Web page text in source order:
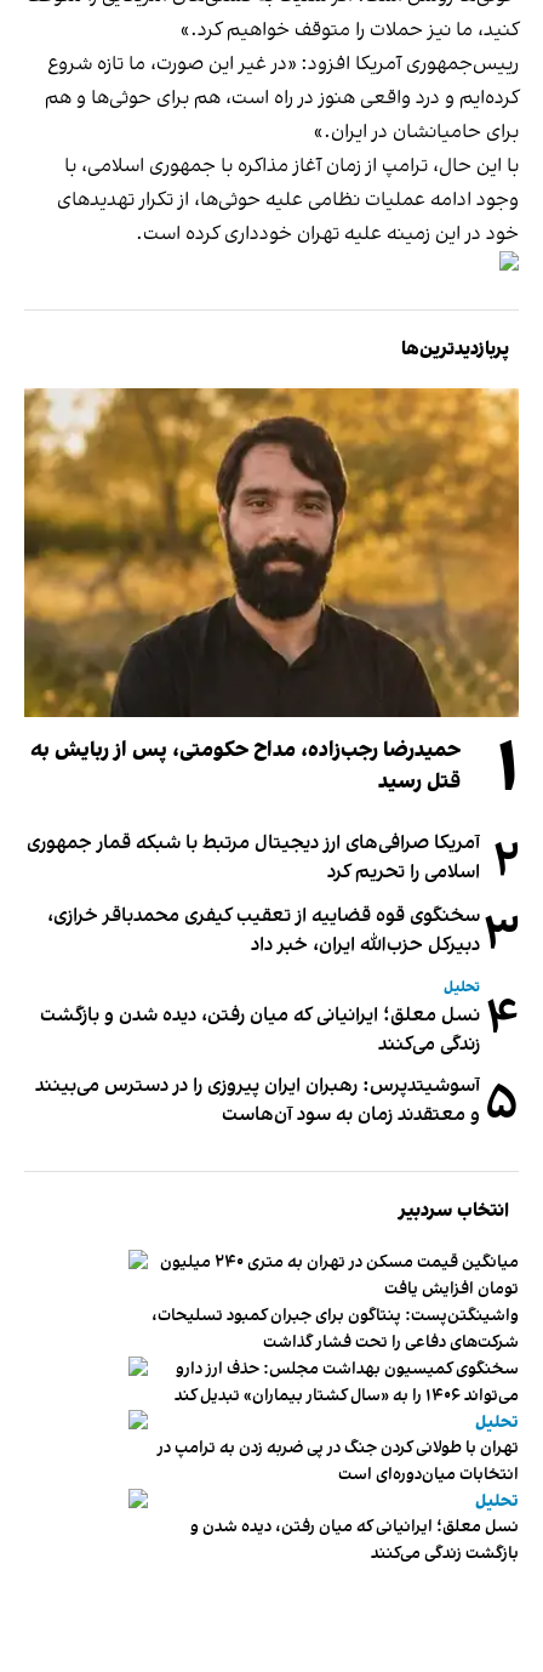
کنید، ما نیز حملات را متوقف خواهیم کرد.»
رییس‌جمهوری آمریکا افزود: «در غیر این صورت، ما تازه شروع
کرده‌ایم و درد واقعی هنوز در راه است، هم برای حوثی‌ها و هم
برای حامیانشان در ایران.»
با این حال، ترامپ از زمان آغاز مذاکره با جمهوری اسلامی، با
وجود ادامه عملیات نظامی علیه حوثی‌ها، از تکرار تهدیدهای
خود در این زمینه علیه تهران خودداری کرده است.
پربازدیدترین‌ها
۱
حمیدرضا رجب‌زاده، مداح حکومتی، پس از ربایش به
قتل رسید
۲ آمریکا صرافی‌های ارز دیجیتال مرتبط با شبکه قمار جمهوری
اسلامی را تحریم کرد
۳سخنگوی قوه قضاییه از تعقیب کیفری محمدباقر خرازی،
دبیر‌کل حزب‌الله ایران، خبر داد
۴ تحلیل
نسل معلق؛ ایرانیانی که میان رفتن، دیده شدن و بازگشت
زندگی می‌کنند
۵ آسوشیتدپرس: رهبران ایران پیروزی را در دسترس می‌بینند
و معتقدند زمان به سود آن‌هاست
انتخاب سردبیر
میانگین قیمت مسکن در تهران به متری ۲۴۰ میلیون
تومان افزایش یافت
واشینگتن‌پست: پنتاگون برای جبران کمبود تسلیحات،
شرکت‌های دفاعی را تحت فشار گذاشت
سخنگوی کمیسیون بهداشت مجلس: حذف ارز دارو
می‌تواند ۱۴۰۶ را به «سال کشتار بیماران» تبدیل کند
تحلیل
تهران با طولانی کردن جنگ در پی ضربه زدن به ترامپ در
انتخابات میان‌دوره‌ای است
تحلیل
نسل معلق؛ ایرانیانی که میان رفتن، دیده شدن و
بازگشت زندگی می‌کنند